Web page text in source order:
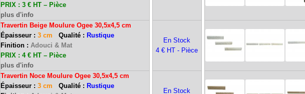
PRIX : 3 € HT – Pièce
plus d'info
Travertin Beige Moulure Ogee 30,5x4,5 cm
Épaisseur : 3 cm Qualité : Rustique
Finition : Adouci & Mat
PRIX : 4 € HT – Pièce
plus d'info
En Stock
4 € HT - Pièce
Travertin Noce Moulure Ogee 30,5x4,5 cm
Épaisseur : 3 cm Qualité : Rustique
En Stock